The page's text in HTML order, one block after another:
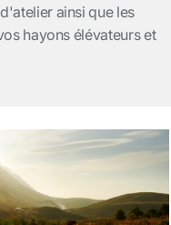
ainsi que les
hayons élévateurs et